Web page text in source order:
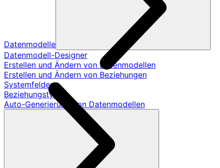
Datenmodelle
Datenmodell-Designer
Erstellen und Ändern von Datenmodellen
Erstellen und Ändern von Beziehungen
Systemfelder
Beziehungstypen
Auto-Generierung von Datenmodellen